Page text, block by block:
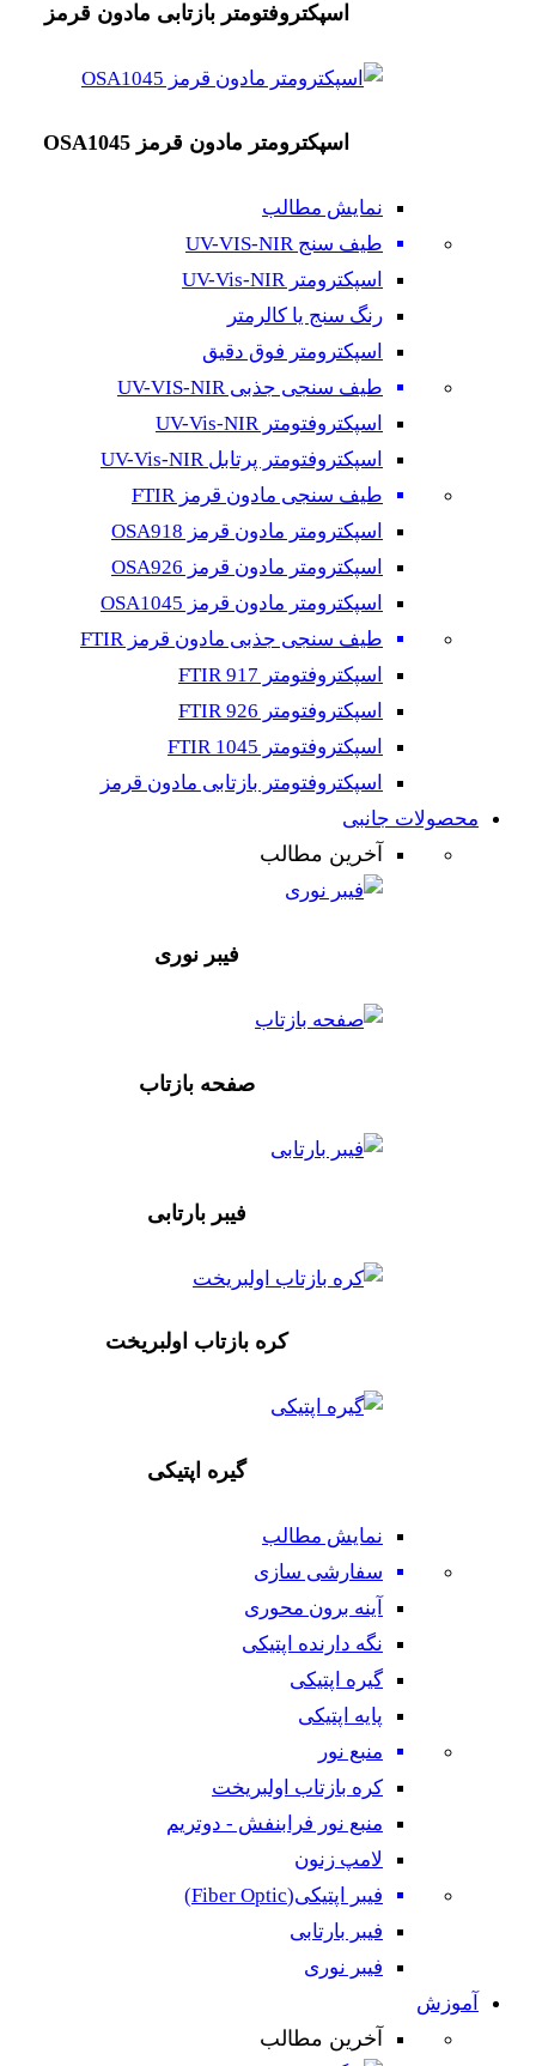
اسپکتروفتومتر بازتابی مادون قرمز
اسپکترومتر مادون قرمز OSA1045
نمایش مطالب
طیف سنج UV-VIS-NIR
اسپکترومتر UV-Vis-NIR
رنگ سنج یا کالرمتر
اسپکترومتر فوق دقیق
طیف سنجی جذبی UV-VIS-NIR
اسپکتروفتومتر UV-Vis-NIR
اسپکتروفتومتر پرتابل UV-Vis-NIR
طیف سنجی مادون قرمز FTIR
اسپکترومتر مادون قرمز OSA918
اسپکترومتر مادون قرمز OSA926
اسپکترومتر مادون قرمز OSA1045
طیف سنجی جذبی مادون قرمز FTIR
اسپکتروفتومتر FTIR 917
اسپکتروفتومتر FTIR 926
اسپکتروفتومتر FTIR 1045
اسپکتروفتومتر بازتابی مادون قرمز
محصولات جانبی
آخرین مطالب
فیبر نوری
صفحه بازتاب
فیبر بارتابی
کره بازتاب اولبریخت
گیره اپتیکی
نمایش مطالب
سفارشی سازی
آینه برون محوری
نگه دارنده اپتیکی
گیره اپتیکی
پایه اپتیکی
منبع نور
کره بازتاب اولبریخت
منبع نور فرابنفش - دوتریم
لامپ زنون
فیبر اپتیکی(Fiber Optic)
فیبر بارتابی
فیبر نوری
آموزش
آخرین مطالب